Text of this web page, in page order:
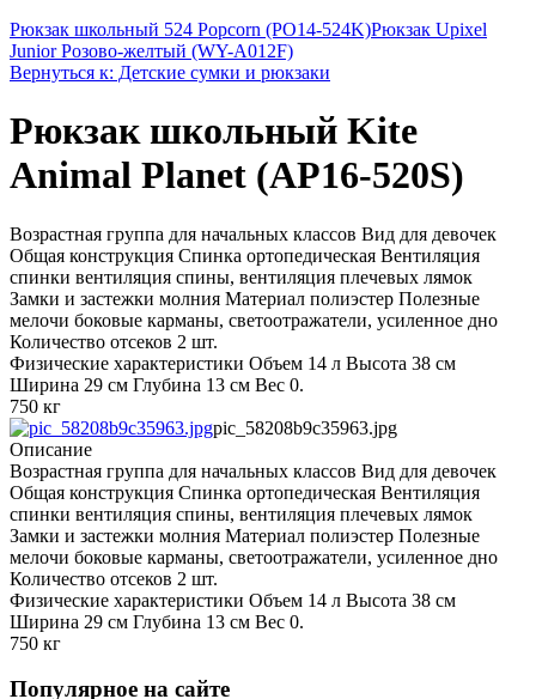
Рюкзак школьный 524 Popcorn (PO14-524K)Рюкзак Upixel
Junior Розово-желтый (WY-A012F)
Вернуться к: Детские сумки и рюкзаки
Рюкзак школьный Kite
Animal Planet (AP16-520S)
Возрастная группа для начальных классов Вид для девочек
Общая конструкция Спинка ортопедическая Вентиляция
спинки вентиляция спины, вентиляция плечевых лямок
Замки и застежки молния Материал полиэстер Полезные
мелочи боковые карманы, светоотражатели, усиленное дно
Количество отсеков 2 шт.
Физические характеристики Объем 14 л Высота 38 см
Ширина 29 см Глубина 13 см Вес 0.
750 кг
pic_58208b9c35963.jpg
Описание
Возрастная группа для начальных классов Вид для девочек
Общая конструкция Спинка ортопедическая Вентиляция
спинки вентиляция спины, вентиляция плечевых лямок
Замки и застежки молния Материал полиэстер Полезные
мелочи боковые карманы, светоотражатели, усиленное дно
Количество отсеков 2 шт.
Физические характеристики Объем 14 л Высота 38 см
Ширина 29 см Глубина 13 см Вес 0.
750 кг
Популярное на сайте